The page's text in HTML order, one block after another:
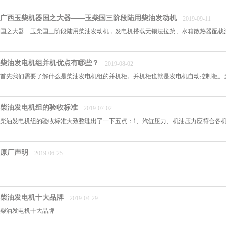
广西玉柴机器国之大器——玉柴国三阶段陆用柴油发动机
2019-09-11
国之大器—玉柴国三阶段陆用柴油发动机，发电机搭载无锡法拉第、水箱散热器配
柴油发电机组并机优点有哪些？
2019-08-02
首先我们需要了解什么是柴油发电机组的并机柜。并机柜也就是发电机自动控制柜
柴油发电机组的验收标准
2019-07-02
柴油发电机组的验收标准大致整理出了一下五点：1、汽缸压力、机油压力应符合
原厂声明 2019-06-25
柴油发电机十大品牌
2019-04-29
柴油发电机十大品牌